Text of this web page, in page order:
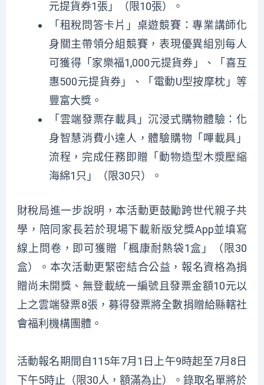
元提貨券1張」（限10張）。
「租稅問答卡片」桌遊競賽：專業講師化
身關主帶領分組競賽，表現優異組別每人
可獲得「家樂福1,000元提貨券」、「喜互
惠500元提貨券」、「電動U型按摩枕」等
豐富大獎。
「雲端發票存載具」沉浸式購物體驗：化
身智慧消費小達人，體驗購物「嗶載具」
流程，完成任務即贈「動物造型木漿壓縮
海綿1 只」（限30只）。
財稅局進一步說明，本活動更鼓勵跨世代親子共
學，陪同家長若於現場下載新版兌獎App並填寫
線上問卷，即可獲贈「楓康耐熱袋1盒」（限30
盒）。本次活動更緊密結合公益，報名資格為捐
贈尚未開獎、無登載統一編號且發票金額10元以
上之雲端發票8張，募得發票將全數捐贈給縣轄社
會福利機構團體。
活動報名期間自115年7月1日上午9時起至7月8日
下午5時止（限30人，額滿為止）。錄取名單將於